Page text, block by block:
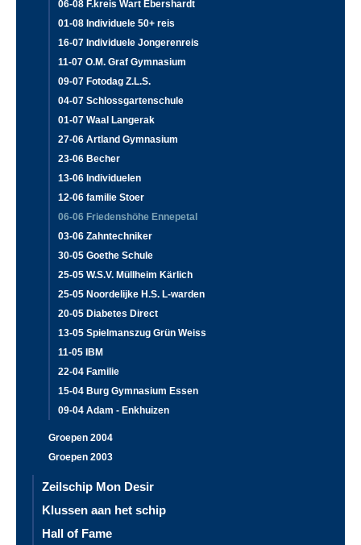
06-08 F.kreis Wart Ebershardt
01-08 Individuele 50+ reis
16-07 Individuele Jongerenreis
11-07 O.M. Graf Gymnasium
09-07 Fotodag Z.L.S.
04-07 Schlossgartenschule
01-07 Waal Langerak
27-06 Artland Gymnasium
23-06 Becher
13-06 Individuelen
12-06 familie Stoer
06-06 Friedenshöhe Ennepetal
03-06 Zahntechniker
30-05 Goethe Schule
25-05 W.S.V. Müllheim Kärlich
25-05 Noordelijke H.S. L-warden
20-05 Diabetes Direct
13-05 Spielmanszug Grün Weiss
11-05 IBM
22-04 Familie
15-04 Burg Gymnasium Essen
09-04 Adam - Enkhuizen
Groepen 2004
Groepen 2003
Zeilschip Mon Desir
Klussen aan het schip
Hall of Fame